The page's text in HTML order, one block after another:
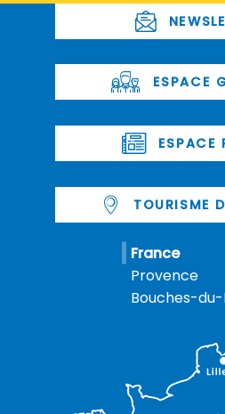
ESPACE
ESPACE
TOURISME
France
Provence
Bouches-